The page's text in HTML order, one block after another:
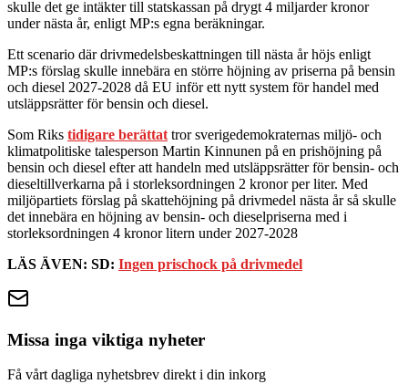
skulle det ge intäkter till statskassan på drygt 4 miljarder kronor
under nästa år, enligt MP:s egna beräkningar.
Ett scenario där drivmedelsbeskattningen till nästa år höjs enligt
MP:s förslag skulle innebära en större höjning av priserna på bensin
och diesel 2027-2028 då EU inför ett nytt system för handel med
utsläppsrätter för bensin och diesel.
Som Riks tidigare berättat tror sverigedemokraternas miljö- och
klimatpolitiske talesperson Martin Kinnunen på en prishöjning på
bensin och diesel efter att handeln med utsläppsrätter för bensin- och
dieseltillverkarna på i storleksordningen 2 kronor per liter. Med
miljöpartiets förslag på skattehöjning på drivmedel nästa år så skulle
det innebära en höjning av bensin- och dieselpriserna med i
storleksordningen 4 kronor litern under 2027-2028
LÄS ÄVEN: SD: Ingen prischock på drivmedel
Missa inga viktiga nyheter
Få vårt dagliga nyhetsbrev direkt i din inkorg